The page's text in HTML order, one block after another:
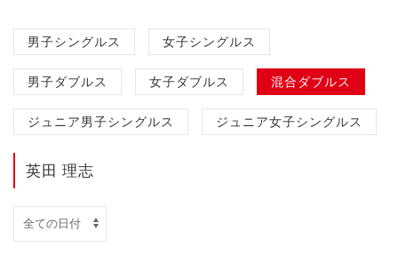
男子シングルス 女子シングルス
男子ダブルス 女子ダブルス 混合ダブルス
ジュニア男子シングルス ジュニア女子シングルス
英田 理志